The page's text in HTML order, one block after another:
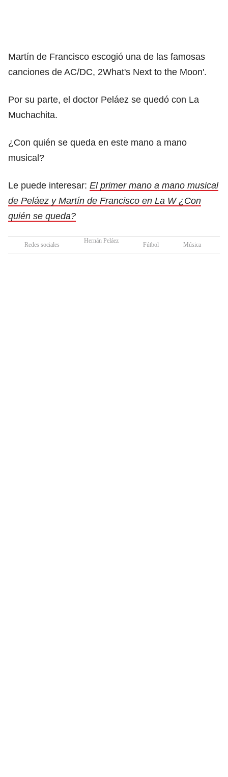
Martín de Francisco escogió una de las famosas
canciones de AC/DC, 2What's Next to the Moon'.
Por su parte, el doctor Peláez se quedó con La
Muchachita.
¿Con quién se queda en este mano a mano
musical?
Le puede interesar: El primer mano a mano musical
de Peláez y Martín de Francisco en La W ¿Con
quién se queda?
Redes sociales
Hernán Peláez
Fútbol Música